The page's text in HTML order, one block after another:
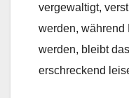
vergewaltigt,
werden, während
werden, bleibt
erschreckend